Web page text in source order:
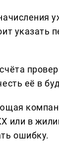
указать
её в
или в
ошибку.